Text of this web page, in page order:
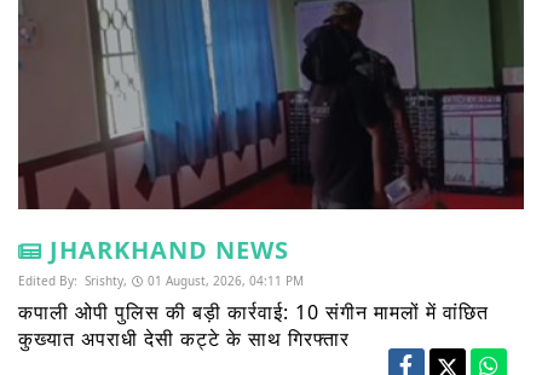
JHARKHAND NEWS
Edited By: Srishty, 01 August, 2026, 04:11 PM
कपाली ओपी पुलिस की बड़ी कार्रवाई: 10 संगीन मामलों में वांछित
कुख्यात अपराधी देसी कट्टे के साथ गिरफ्तार